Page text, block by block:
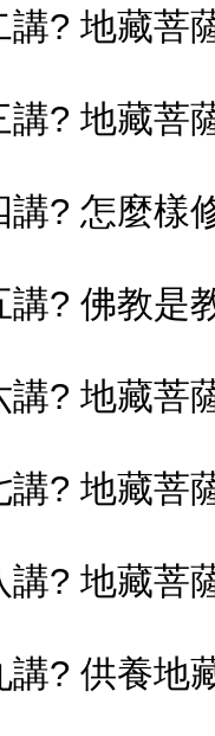
講? 地藏菩
講? 地藏菩
講? 怎麼樣
講? 佛教是
講? 地藏菩
講? 地藏菩
講? 地藏菩
講? 供養地